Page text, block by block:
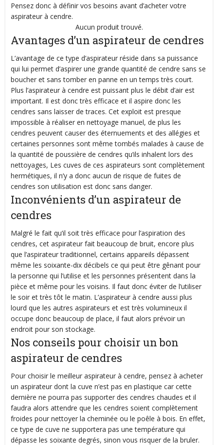
Pensez donc à définir vos besoins avant d’acheter votre
aspirateur à cendre.
Aucun produit trouvé.
Avantages d’un aspirateur de cendres
L’avantage de ce type d’aspirateur réside dans sa puissance
qui lui permet d’aspirer une grande quantité de cendre sans se
boucher et sans tomber en panne en un temps très court.
Plus l’aspirateur à cendre est puissant plus le débit d’air est
important. Il est donc très efficace et il aspire donc les
cendres sans laisser de traces. Cet exploit est presque
impossible à réaliser en nettoyage manuel, de plus les
cendres peuvent causer des éternuements et des allégies et
certaines personnes sont même tombés malades à cause de
la quantité de poussière de cendres qu’ils inhalent lors des
nettoyages, Les cuves de ces aspirateurs sont complètement
hermétiques, il n’y a donc aucun de risque de fuites de
cendres son utilisation est donc sans danger.
Inconvénients d’un aspirateur de
cendres
Malgré le fait qu’il soit très efficace pour l’aspiration des
cendres, cet aspirateur fait beaucoup de bruit, encore plus
que l’aspirateur traditionnel, certains appareils dépassent
même les soixante-dix décibels ce qui peut être gênant pour
la personne qui l’utilise et les personnes présentent dans la
pièce et même pour les voisins. Il faut donc éviter de l’utiliser
le soir et très tôt le matin. L’aspirateur à cendre aussi plus
lourd que les autres aspirateurs et est très volumineux il
occupe donc beaucoup de place, il faut alors prévoir un
endroit pour son stockage.
Nos conseils pour choisir un bon
aspirateur de cendres
Pour choisir le meilleur aspirateur à cendre, pensez à acheter
un aspirateur dont la cuve n’est pas en plastique car cette
dernière ne pourra pas supporter des cendres chaudes et il
faudra alors attendre que les cendres soient complètement
froides pour nettoyer la cheminée ou le poêle à bois. En effet,
ce type de cuve ne supportera pas une température qui
dépasse les soixante degrés, sinon vous risquer de la bruler.